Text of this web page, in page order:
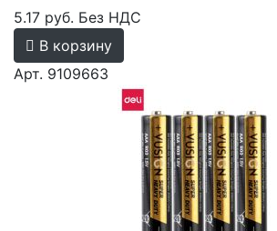
5.17 руб. Без НДС
В корзину
Арт. 9109663